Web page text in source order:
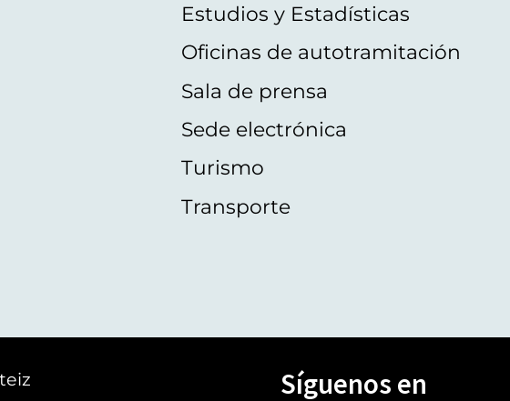
Estudios y Estadísticas
Oficinas de autotramitación
Sala de prensa
Sede electrónica
Turismo
Transporte
Síguenos en